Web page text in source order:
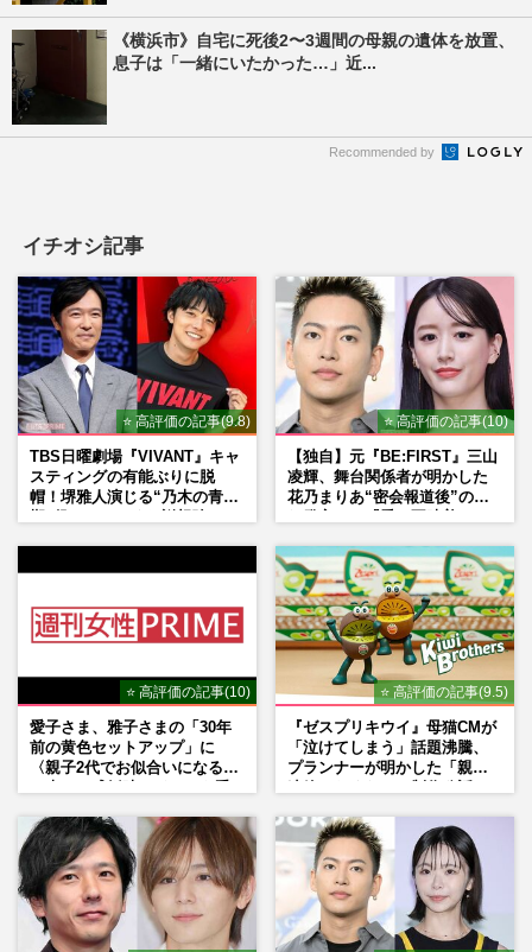
《横浜市》自宅に死後2〜3週間の母親の遺体を放置、
息子は「一緒にいたかった…」近...
Recommended by
イチオシ記事
⭐ 高評価の記事(9.8)
TBS日曜劇場『VIVANT』キャ
スティングの有能ぶりに脱
帽！堺雅人演じる“乃木の青年
⭐ 高評価の記事(10)
【独自】元『BE:FIRST』三山
凌輝、舞台関係者が明かした
花乃まりあ“密会報道後”の呆
⭐ 高評価の記事(10)
愛子さま、雅子さまの「30年
前の黄色セットアップ」に
〈親子2代でお似合いになる〉
⭐ 高評価の記事(9.5)
『ゼスプリキウイ』母猫CMが
「泣けてしまう」話題沸騰、
プランナーが明かした「親に